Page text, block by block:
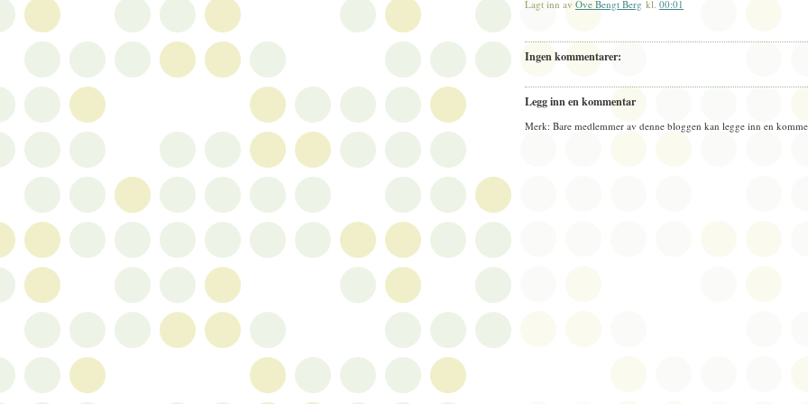
Lagt inn av Ove Bengt Berg kl. 00:01
Ingen kommentarer:
Legg inn en kommentar
Merk: Bare medlemmer av denne bloggen kan legge inn en